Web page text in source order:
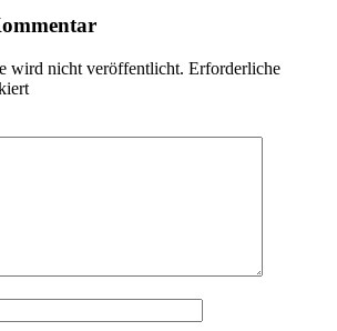
wird nicht veröffentlicht. Erforderliche